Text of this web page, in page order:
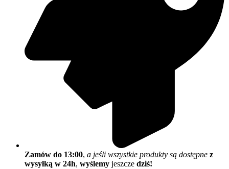
Zamów do 13:00, a jeśli wszystkie produkty są dostępne z
wysyłką w 24h, wyślemy jeszcze dziś!